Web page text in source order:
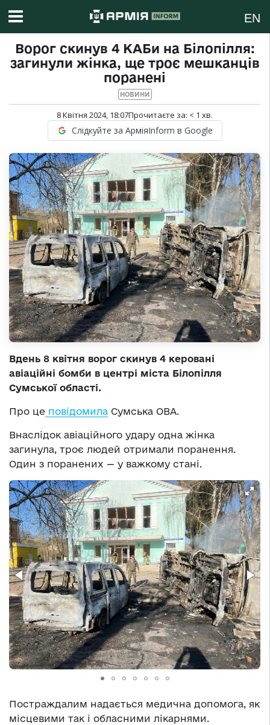
EN
Ворог скинув 4 КАБи на Білопілля:
загинули жінка, ще троє мешканців
поранені
НОВИНИ
8 Квітня 2024, 18:07Прочитаєте за: < 1 хв.
Слідкуйте за АрміяInform в Google
Вдень 8 квітня ворог скинув 4 керовані
авіаційні бомби в центрі міста Білопілля
Сумської області.
Про це повідомила Сумська ОВА.
Внаслідок авіаційного удару одна жінка
загинула, троє людей отримали поранення.
Один з поранених — у важкому стані.
Постраждалим надається медична допомога, як
місцевими так і обласними лікарнями.